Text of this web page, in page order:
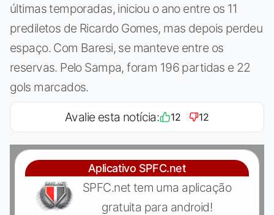
últimas temporadas, iniciou o ano entre os 11
prediletos de Ricardo Gomes, mas depois perdeu
espaço. Com Baresi, se manteve entre os
reservas. Pelo Sampa, foram 196 partidas e 22
gols marcados.
Avalie esta notícia: 12 12
Aplicativo SPFC.net
SPFC.net tem uma aplicação
gratuita para android!